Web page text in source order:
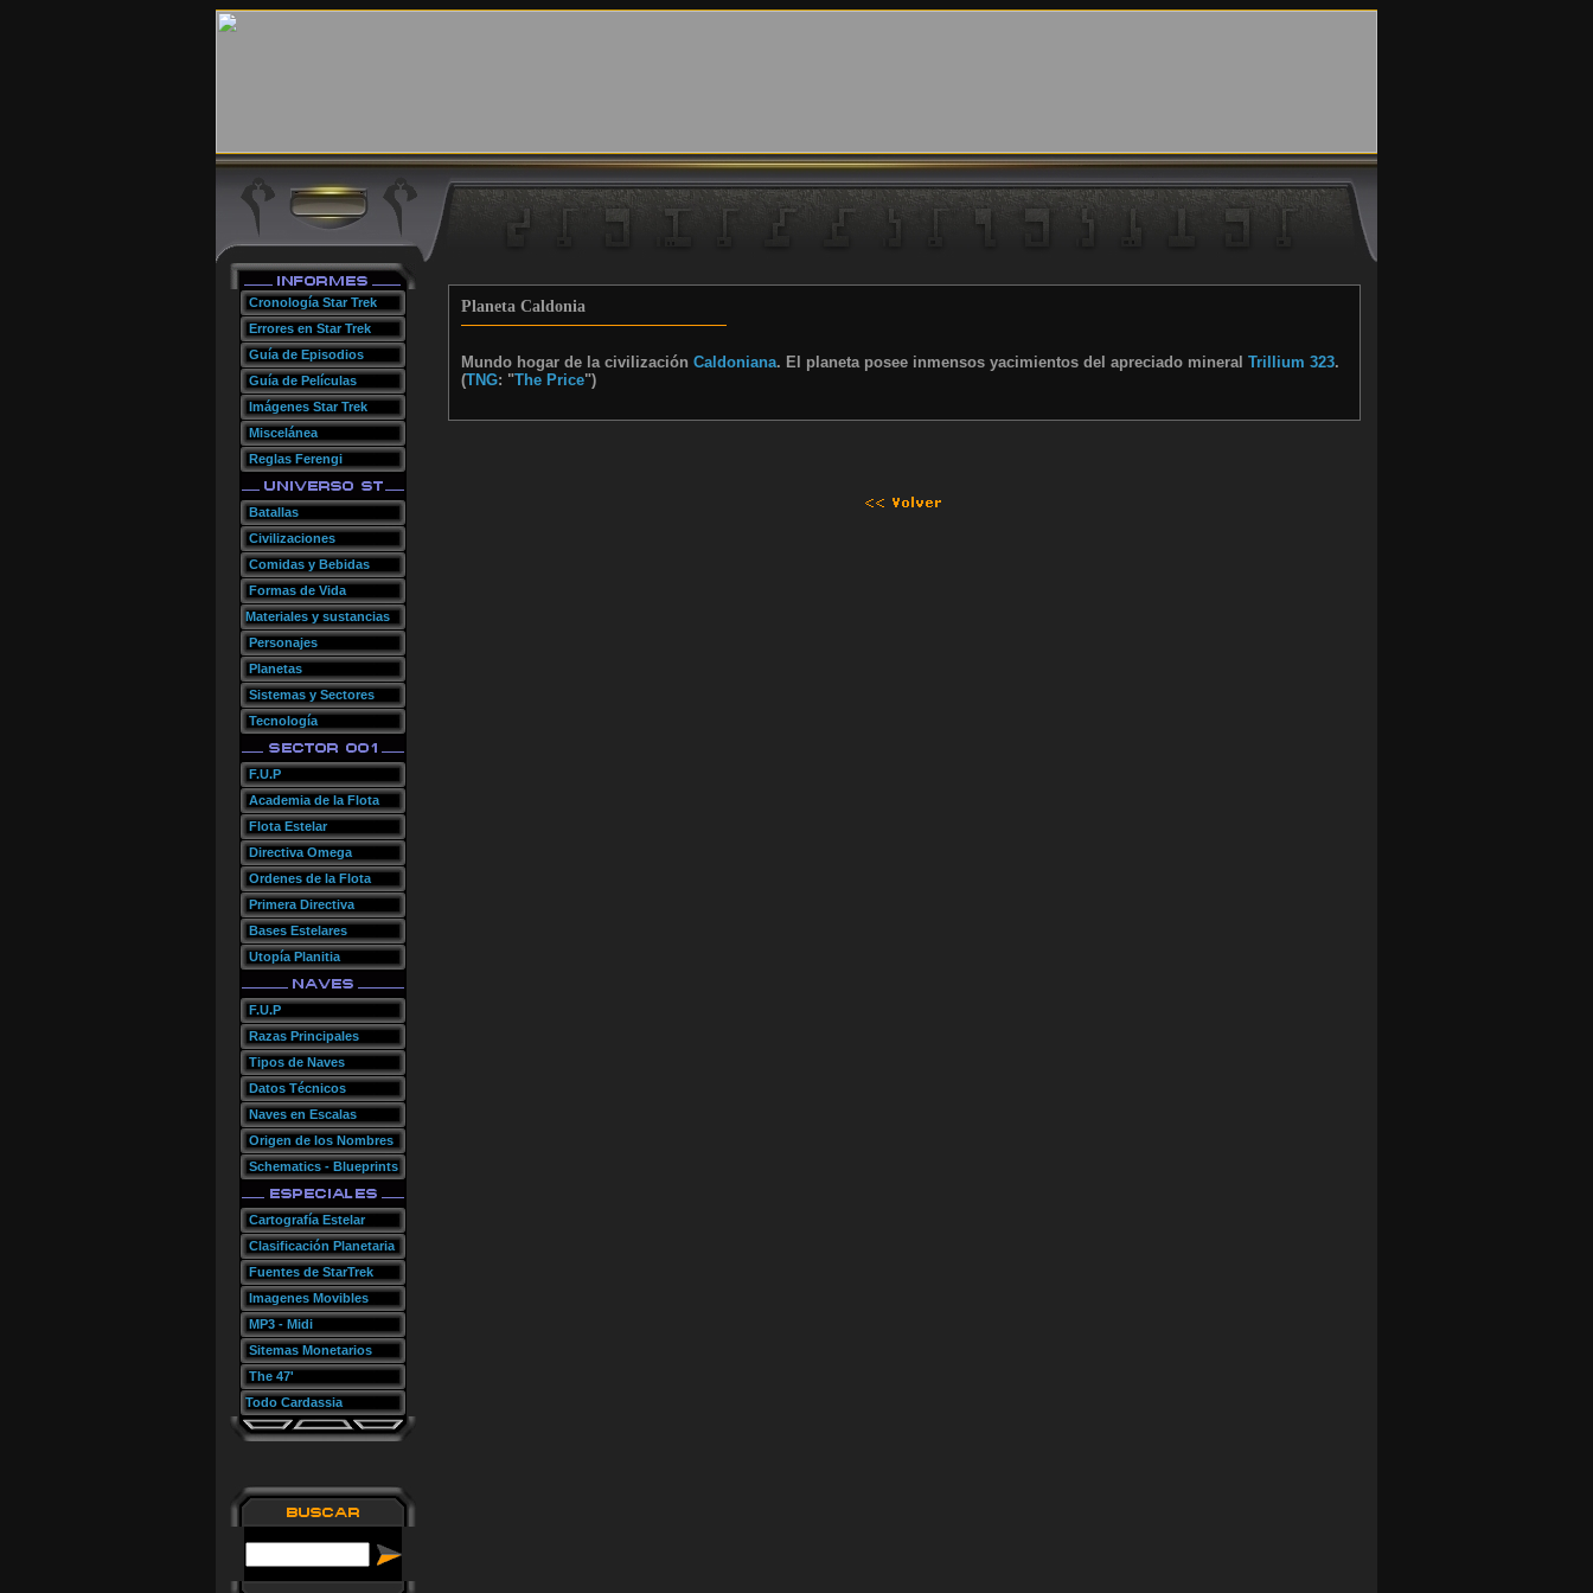
Cronología Star Trek
Errores en Star Trek
Guía de Episodios
Guía de Películas
Imágenes Star Trek
Miscelánea
Reglas Ferengi
Batallas
Civilizaciones
Comidas y Bebidas
Formas de Vida
Materiales y sustancias
Personajes
Planetas
Sistemas y Sectores
Tecnología
F.U.P
Academia de la Flota
Flota Estelar
Directiva Omega
Ordenes de la Flota
Primera Directiva
Bases Estelares
Utopía Planitia
F.U.P
Razas Principales
Tipos de Naves
Datos Técnicos
Naves en Escalas
Origen de los Nombres
Schematics - Blueprints
Cartografía Estelar
Clasificación Planetaria
Fuentes de StarTrek
Imagenes Movibles
MP3 - Midi
Sitemas Monetarios
The 47'
Todo Cardassia
Planeta Caldonia
Mundo hogar de la civilización Caldoniana. El planeta posee inmensos yacimientos del apreciado mineral Trillium 323.
(TNG: "The Price")